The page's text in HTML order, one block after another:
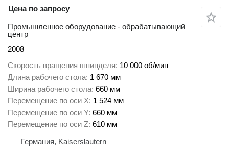
Цена по запросу
Промышленное оборудование - обрабатывающий
центр
2008
Скорость вращения шпинделя 10 000 об/мин
Длина рабочего стола 1 670 мм
Ширина рабочего стола 660 мм
Перемещение по оси X 1 524 мм
Перемещение по оси Y 660 мм
Перемещение по оси Z 610 мм
Германия, Kaiserslautern